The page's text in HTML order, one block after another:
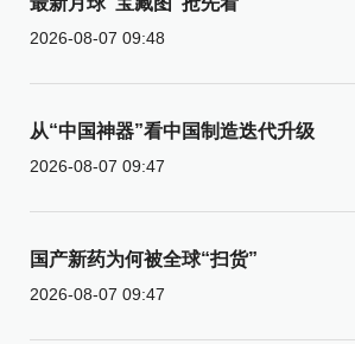
2026-08-07 09:48
从“中国神器”看中国制造迭代升级
2026-08-07 09:47
国产新药为何被全球“扫货”
2026-08-07 09:47